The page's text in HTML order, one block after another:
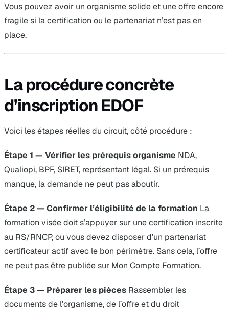
Vous pouvez avoir un organisme solide et une offre encore
fragile si la certification ou le partenariat n’est pas en
place.
La procédure concrète
d’inscription EDOF
Voici les étapes réelles du circuit, côté procédure :
Étape 1 — Vérifier les prérequis organisme NDA,
Qualiopi, BPF, SIRET, représentant légal. Si un prérequis
manque, la demande ne peut pas aboutir.
Étape 2 — Confirmer l’éligibilité de la formation La
formation visée doit s’appuyer sur une certification inscrite
au RS/RNCP, ou vous devez disposer d’un partenariat
certificateur actif avec le bon périmètre. Sans cela, l’offre
ne peut pas être publiée sur Mon Compte Formation.
Étape 3 — Préparer les pièces Rassembler les
documents de l’organisme, de l’offre et du droit